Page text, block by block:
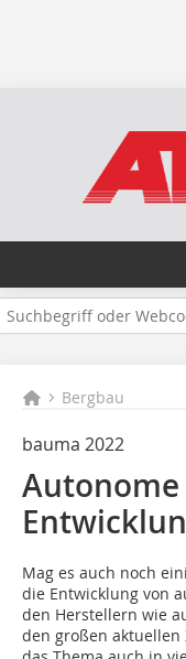
Bergbau
bauma 2022
Autonome
Mag es auch noch
die Entwicklung von
den Herstellern wie
den großen